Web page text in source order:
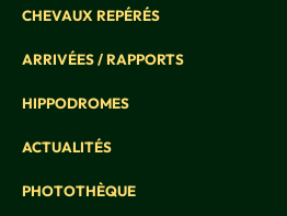
CHEVAUX REPÉRÉS
ARRIVÉES / RAPPORTS
HIPPODROMES
ACTUALITÉS
PHOTOTHÈQUE